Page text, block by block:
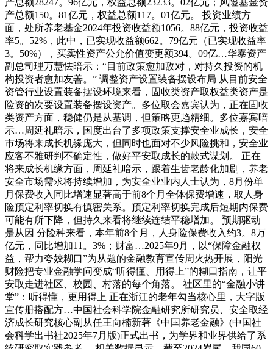
产总额150。81亿元，权益总额117。01亿元。 投资业绩方
面，处所养老基金2024年投资收益额1056。88亿元，投资收益
率5。52%，此中，已实现收益额662。79亿元（已实现收益率
3。50%），买卖性资产公允价值变更额394。09亿…华泰资产
副总司理万慧怯暗示：“目前政策愈加敌对，对持久投资的机
构投资者愈加友善。” 调整资产设置装备摆设布局 从目前安全
资管行业设置装备摆设环境来看，固收类资产取权益类资产是
险资的次要设置装备摆设资产。多位取会嘉宾认为，正在固收
类资产方面，稳健仍是从基调，但策略更趋精细。多位嘉宾暗
示…周延礼暗示，国度出台了多项政策支撑安全业成长，安全
市场将来成长机缘庞大，但同时也面对不少风险挑和，安全业
应客不雅研判不确定性，做好平安取成长的款式谋划。 正在
将来成长机缘方面，周延礼暗示，跟着生齿老龄化加剧，养老
安全市场需求将持续增加，为安全业业内人士认为，8月份单
月保费收入同比增速显著高于前8个月全体保费增速，取人身
险预定利率切换有慎密关系。预定利率切换完成后短期内保费
可能有所下降，但持久来看将继续连结平稳增加。 预期驱动
是从因 分险种来看，本年前8个月，人身险保费收入约3。8万
亿元，同比增加11。3%；财富…2025年9月，以“保障金融权
益，帮力夸姣糊口”为从题的金融教育宣传周火热开展，阳光
财险把专业金融学问变成“听得懂、用得上”的糊口指南，让平
安取走进社区、校园、村落的每个角落。 社区里的“金融小讲
堂”：听得懂，更用得上 正在浙江的老年勾当核心里，大字版
宣传册搭配方…中国社会科学院金融研究所研究员、安全取经
济成长研究核心副从任王向楠新著《中国养老金融》(中国社
会科学出书社2025年7月版)正式出书，为学界和业界供给了系